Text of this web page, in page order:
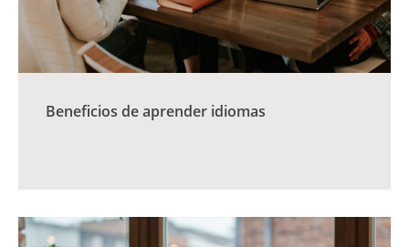
Beneficios de aprender idiomas